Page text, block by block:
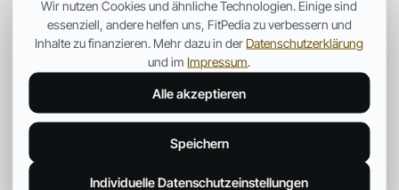
TRAINING
Matthias Botthof: SO wirst Du
WIRKLICH stärker!
Wer regelmäßig ins Fitnessstudio geht, der hat sich mit
Sicherheit schon des Öfteren die Frage gestellt, wie man
Wir nutzen Cookies und ähnliche Technologien. Einige sind
essenziell, andere helfen uns, FitPedia zu verbessern und
Inhalte zu finanzieren. Mehr dazu in der Datenschutzerklärung
und im Impressum.
Alle akzeptieren
Speichern
Individuelle Datenschutzeinstellungen